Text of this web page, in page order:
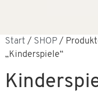
Start / SHOP /
„Kinderspiele“